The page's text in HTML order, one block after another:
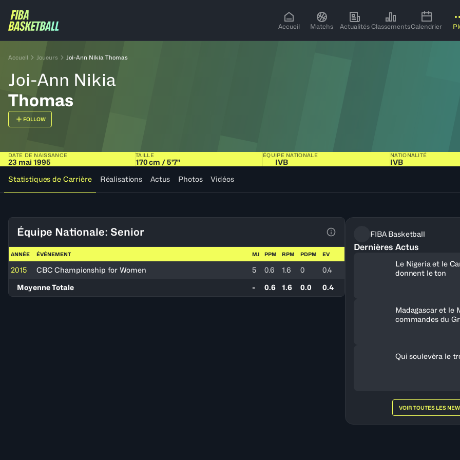
Accueil Matchs Actualités ClassementsCalendrier
Accueil Joueurs Joi-Ann Nikia Thomas
Joi-Ann Nikia
Thomas
FOLLOW
DATE DE NAISSANCE
23 mai 1995
TAILLE
170 cm / 5'7"
ÉQUIPE NATIONALE
IVB
NATIONALITÉ
IVB
Statistiques de Carrière
Réalisations Actus Photos Vidéos
Équipe Nationale: Senior
Voir la Légende du Tableau
ANNÉE ÉVÉNEMENT MJ PPM RPM PDPM EV
2015 CBC Championship for Women 5 0.6 1.6 0
0.4
Moyenne Totale
- 0.6 1.6 0.0 0.4
FIBA Basketball
Dernières Actus
Le Nigeria et le
donnent le ton
Madagascar et le
commandes du
Qui soulevèra le
VOIR TOUTES LES